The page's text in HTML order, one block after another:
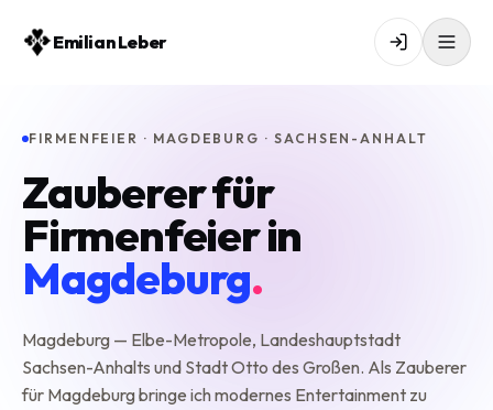
Emilian Leber
FIRMENFEIER · MAGDEBURG · SACHSEN-ANHALT
Zauberer für
Firmenfeier in
Magdeburg.
Magdeburg — Elbe-Metropole, Landeshauptstadt
Sachsen-Anhalts und Stadt Otto des Großen. Als Zauberer
für Magdeburg bringe ich modernes Entertainment zu